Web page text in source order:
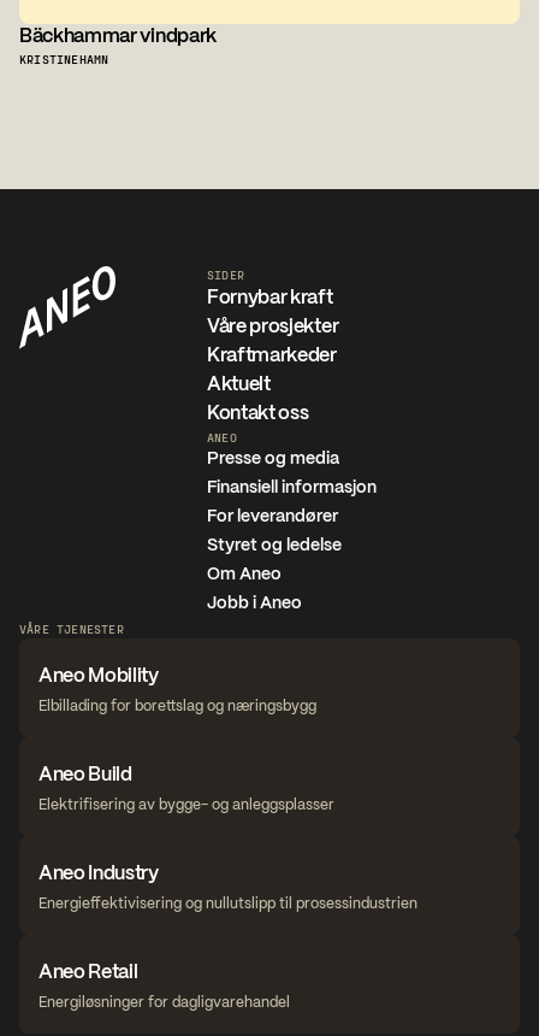
Bäckhammar vindpark
KRISTINEHAMN
SIDER
Fornybar kraft
Våre prosjekter
Kraftmarkeder
Aktuelt
Kontakt oss
ANEO
Presse og media
Finansiell informasjon
For leverandører
Styret og ledelse
Om Aneo
Jobb i Aneo
VÅRE TJENESTER
Aneo Mobility
Elbillading for borettslag og næringsbygg
Aneo Build
Elektrifisering av bygge- og anleggsplasser
Aneo Industry
Energieffektivisering og nullutslipp til prosessindustrien
Aneo Retail
Energiløsninger for dagligvarehandel